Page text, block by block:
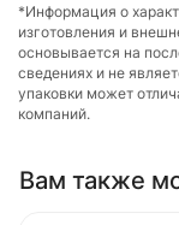
*Информация о
изготовления и
основывается на
сведениях и не
упаковки может
компаний.
Вам также